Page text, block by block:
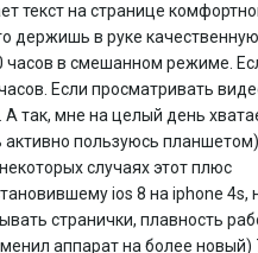
текст на странице
держишь в руке качественную
часов в смешанном режиме.
Если просматривать
А так, мне на целый день
пользуюсь
случаях этот плюс
ios 8 на iphone 4s,
странички, плавность
аппарат на более новый)